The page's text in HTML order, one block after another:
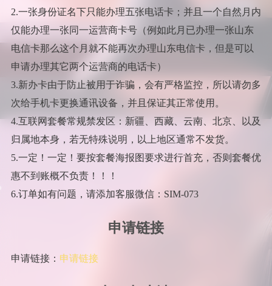
2.一张身份证名下只能办理五张电话卡；并且一个自然月内
仅能办理一张同一运营商卡号（例如此月已办理一张山东
电信卡那么这个月就不能再次办理山东电信卡，但是可以
申请办理其它两个运营商的电话卡）
3.新办卡由于防止被用于诈骗，会有严格监控，所以请勿多
次给手机卡更换通讯设备，并且保证其正常使用。
4.互联网套餐常规禁发区：新疆、西藏、云南、北京、以及
归属地本身，若无特殊说明，以上地区通常不发货。
5.一定！一定！要按套餐海报图要求进行首充，否则套餐优
惠不到账概不负责！！！
6.订单如有问题，请添加客服微信：SIM-073
申请链接
申请链接： 申请链接